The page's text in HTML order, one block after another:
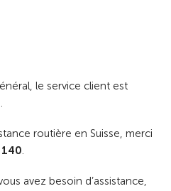
le service client est
.
routière en Suisse, merci
.
avez besoin d’assistance,